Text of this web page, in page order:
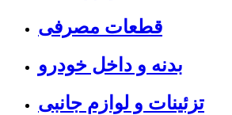
قطعات مصرفی
بدنه و داخل خودرو
تزئینات و لوازم جانبی